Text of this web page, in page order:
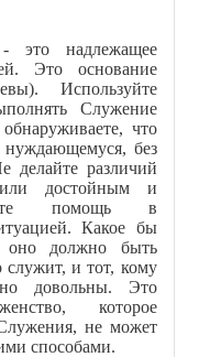
это надлежащее
Это основание
Используйте
Служение
что
нуждающемуся, без
делайте различий
достойным и
помощь в
Какое бы
должно быть
и тот, кому
довольны. Это
которое
Служения, не может
способами.